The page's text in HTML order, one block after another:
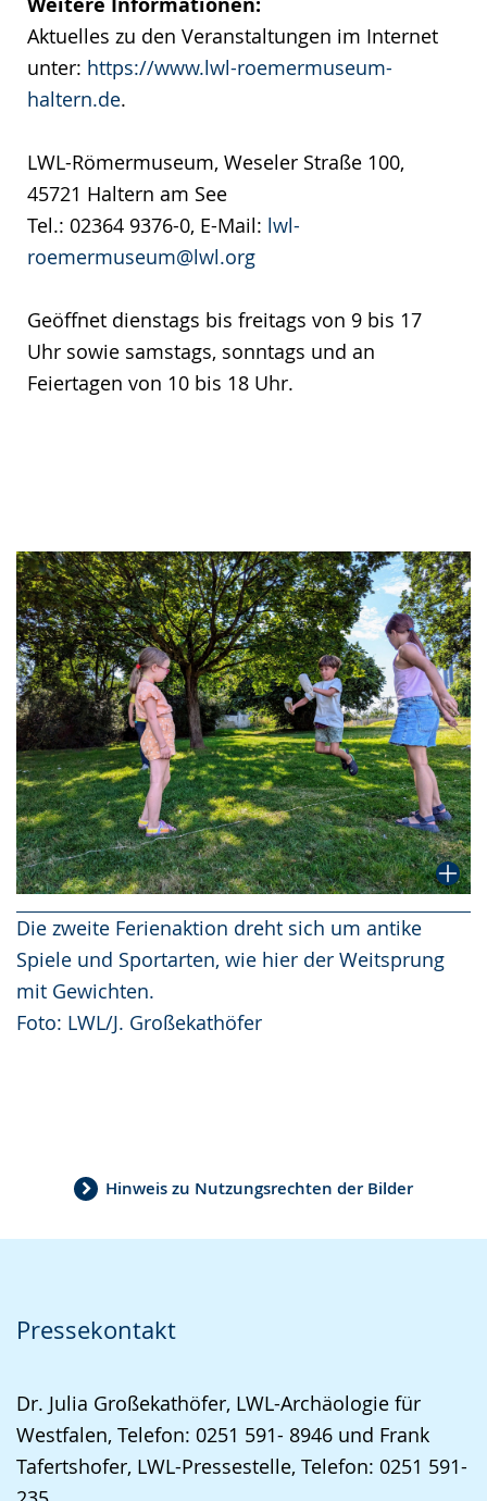
Aktuelles zu den Veranstaltungen im Internet
unter: https://www.lwl-roemermuseum-
haltern.de.
LWL-Römermuseum, Weseler Straße 100,
45721 Haltern am See
Tel.: 02364 9376-0, E-Mail: lwl-
roemermuseum@lwl.org
Geöffnet dienstags bis freitags von 9 bis 17
Uhr sowie samstags, sonntags und an
Feiertagen von 10 bis 18 Uhr.
Die zweite Ferienaktion dreht sich um antike
Spiele und Sportarten, wie hier der Weitsprung
mit Gewichten.
Foto: LWL/J. Großekathöfer
Hinweis zu Nutzungsrechten der Bilder
Pressekontakt
Dr. Julia Großekathöfer, LWL-Archäologie für
Westfalen, Telefon: 0251 591- 8946 und Frank
Tafertshofer, LWL-Pressestelle, Telefon: 0251 591-